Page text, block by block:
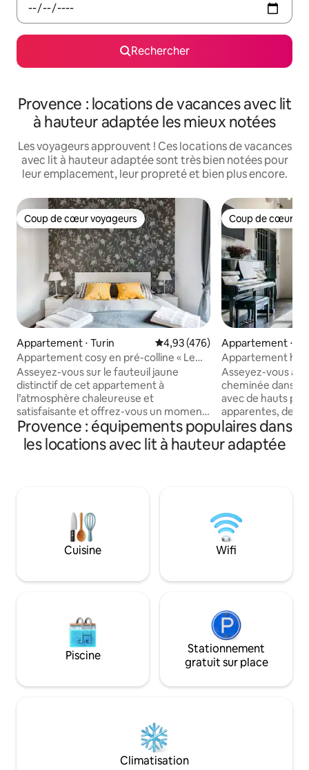
Rechercher
Provence : locations de vacances avec lit
à hauteur adaptée les mieux notées
Les voyageurs approuvent ! Ces locations de vacances
avec lit à hauteur adaptée sont très bien notées pour
leur emplacement, leur propreté et bien plus encore.
Coup de cœur voyageurs
Coup de cœur voyageurs
Appartement ⋅ Turin Évaluation moyenne sur la
4,93 (476)
Appartement cosy en pré-colline « Le
fauteuil jaune »
Asseyez-vous sur le fauteuil jaune
distinctif de cet appartement à
l’atmosphère chaleureuse et
satisfaisante et offrez-vous un moment
de détente. Le mobilier moderne et
fonctionnel est complété par quelques
meubles de famille : une combinaison
avec quelques pièces de famille. Il s'agit
d'un appartement de deux pièces
composé d'un salon avec kitchenette,
canapé-lit double, table pour le petit-
poste de travail informatique, chambre
raccordement pour une éventuelle
machine à laver, si nécessaire pour les
longs séjours. L’appartement dispose
d’un balcon à l’arrière de la maison,
ce qui permet aux fumeurs et aux non-
d'un réfrigérateur, d'une plaque de
cuisson, d'un évier. Il n’y a pas de lave-
tout l’appartement, le balcon et
Coup de cœur
Coup de cœur
Appartement ⋅
Appartement
cœur de Turin
Asseyez-vous au
cheminée dans
avec de hauts
apparentes, des
historiques, de
couleur et un
Dans 100 m², il y
ville. Les fenêtres
principale
égyptien. La cour
partagée avec
Prada et Chanel.
placé pour explorer Turin.
Due a été notre
pendant
en bois d'origine
beaux meubles
endroit comme
Provence : équipements populaires dans
les locations avec lit à hauteur adaptée
Cuisine Wifi
Piscine
Stationnement
gratuit sur place
Climatisation